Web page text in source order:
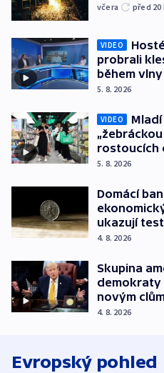
včera před 20
VIDEO
probrali
během
5. 8. 2026
VIDEO
rostoucích
5. 8. 2026
Domácí
ukazují
4. 8. 2026
Skupina
demokraty
novým
4. 8. 2026
Evropský pohled